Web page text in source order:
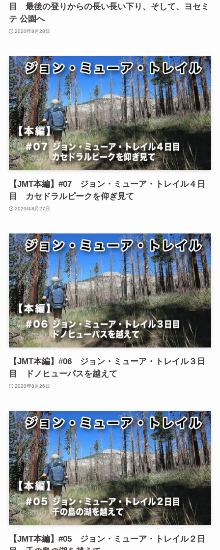
目 最後の登りからの長い長い下り、そして、ヨセミ
テ 公園へ
2020年8月28日
【JMT本編】#07 ジョン・ミューア・トレイル４日
目 カセドラルピークを仰ぎ見て
2020年8月27日
【JMT本編】#06 ジョン・ミューア・トレイル３日
目 ドノヒューパスを越えて
2020年8月26日
【JMT本編】#05 ジョン・ミューア・トレイル２日